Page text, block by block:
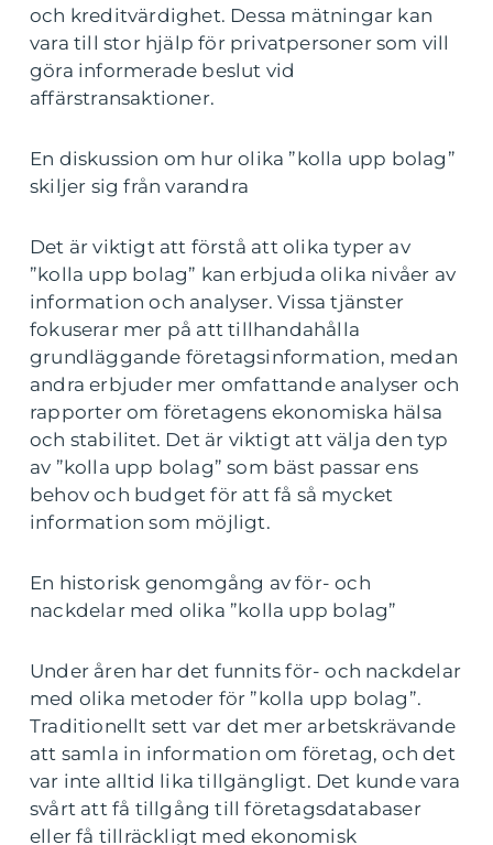
och kreditvärdighet. Dessa mätningar kan
vara till stor hjälp för privatpersoner som vill
göra informerade beslut vid
affärstransaktioner.
En diskussion om hur olika ”kolla upp bolag”
skiljer sig från varandra
Det är viktigt att förstå att olika typer av
”kolla upp bolag” kan erbjuda olika nivåer av
information och analyser. Vissa tjänster
fokuserar mer på att tillhandahålla
grundläggande företagsinformation, medan
andra erbjuder mer omfattande analyser och
rapporter om företagens ekonomiska hälsa
och stabilitet. Det är viktigt att välja den typ
av ”kolla upp bolag” som bäst passar ens
behov och budget för att få så mycket
information som möjligt.
En historisk genomgång av för- och
nackdelar med olika ”kolla upp bolag”
Under åren har det funnits för- och nackdelar
med olika metoder för ”kolla upp bolag”.
Traditionellt sett var det mer arbetskrävande
att samla in information om företag, och det
var inte alltid lika tillgängligt. Det kunde vara
svårt att få tillgång till företagsdatabaser
eller få tillräckligt med ekonomisk